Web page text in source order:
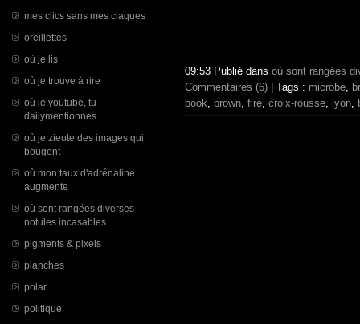
mes clics sans mes claques
oreillettes
où je lis
où je trouve à rire
où je youtube, tu
dailymentionnes...
où je zieute des images qui
bougent
où mon taux d'adrénaline
augmente
où sont rangées diverses
notules incasables
pigments & pixels
planches
polar
politique
09:53 Publié dans où sont rangées
Commentaires (6) | Tags : microbe,
book, brown, fire, croix-rousse, lyon,